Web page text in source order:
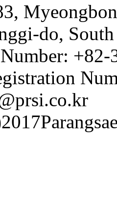
do,